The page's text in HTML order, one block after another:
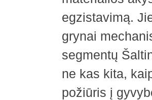
egzistavimą.
grynai
segmentų
ne kas kita,
požiūris į